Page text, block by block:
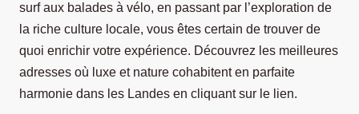
surf aux balades à vélo, en passant par l’exploration de
la riche culture locale, vous êtes certain de trouver de
quoi enrichir votre expérience. Découvrez les meilleures
adresses où luxe et nature cohabitent en parfaite
harmonie dans les Landes en cliquant sur le lien.